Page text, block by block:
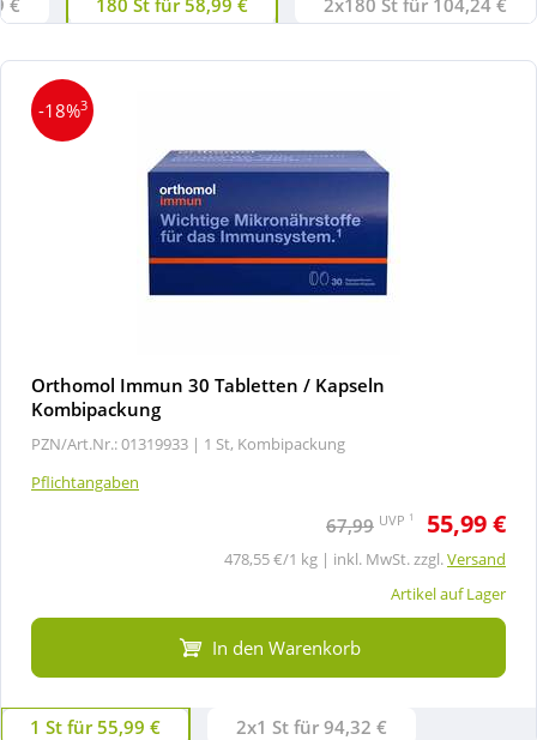
-18%3
Orthomol Immun 30 Tabletten / Kapseln
Kombipackung
PZN/Art.Nr.: 01319933 | 1 St, Kombipackung
Pflichtangaben
67,99 UVP 1 55,99 €
478,55 €/1 kg | inkl. MwSt. zzgl.Versand
Artikel auf Lager
In den Warenkorb
1 St für 55,99 € 2x1 St für 94,32 €